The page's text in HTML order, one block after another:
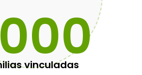
vinculadas